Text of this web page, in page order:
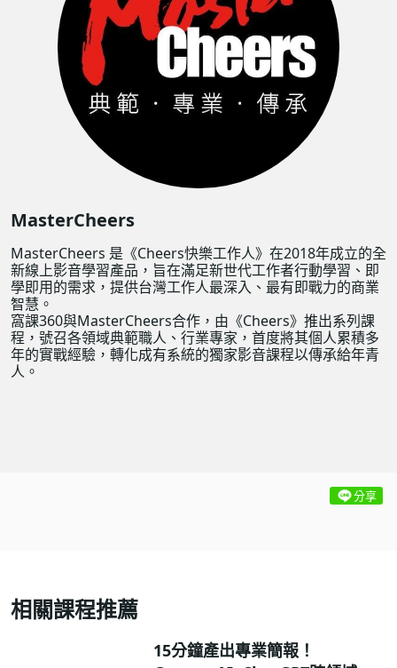
MasterCheers
MasterCheers 是《Cheers快樂工作人》在2018年成立的全
新線上影音學習產品，旨在滿足新世代工作者行動學習、即
學即用的需求，提供台灣工作人最深入、最有即戰力的商業
智慧。
窩課360與MasterCheers合作，由《Cheers》推出系列課
程，號召各領域典範職人、行業專家，首度將其個人累積多
年的實戰經驗，轉化成有系統的獨家影音課程以傳承給年青
人。
分享
相關課程推薦
15分鐘產出專業簡報！